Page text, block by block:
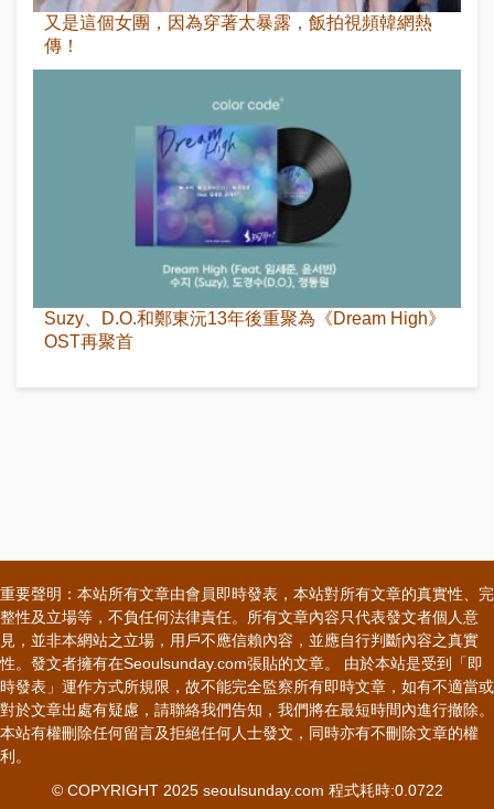
又是這個女團，因為穿著太暴露，飯拍視頻韓網熱
傳！
Suzy、D.O.和鄭東沅13年後重聚為《Dream High》
OST再聚首
重要聲明：本站所有文章由會員即時發表，本站對所有文章的真實性、完
整性及立場等，不負任何法律責任。所有文章內容只代表發文者個人意
見，並非本網站之立場，用戶不應信賴內容，並應自行判斷內容之真實
性。發文者擁有在Seoulsunday.com張貼的文章。 由於本站是受到「即
時發表」運作方式所規限，故不能完全監察所有即時文章，如有不適當或
對於文章出處有疑慮，請聯絡我們告知，我們將在最短時間內進行撤除。
本站有權刪除任何留言及拒絕任何人士發文，同時亦有不刪除文章的權
利。
© COPYRIGHT 2025 seoulsunday.com 程式耗時:0.0722